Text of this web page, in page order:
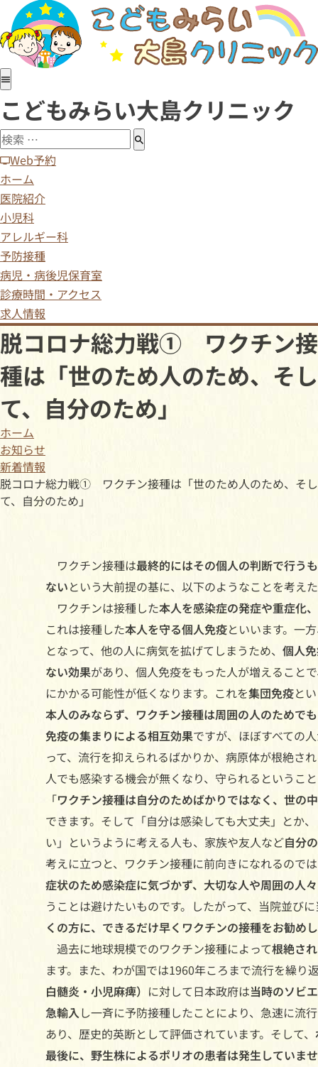
ホーム
医院紹介
小児科
予防接種
病児・病後児保育室
こどもみらい大島クリニック
Web予約
ホーム
医院紹介
小児科
アレルギー科
予防接種
病児・病後児保育室
診療時間・アクセス
求人情報
脱コロナ総力戦① ワクチン接
種は「世のため人のため、そし
て、自分のため」
ホーム
お知らせ
新着情報
脱コロナ総力戦① ワクチン接種は「世のため人のため、そし
て、自分のため」
ワクチン接種は最終的にはその個人の判断で行う
ないという大前提の基に、以下のようなことを考え
ワクチンは接種した本人を感染症の発症や重症化
これは接種した本人を守る個人免疫といいます。一
となって、他の人に病気を拡げてしまうため、 個人
ない効果があり、個人免疫をもった人が増えること
にかかる可能性が低くなります。これを集団免疫と
本人のみならず、ワクチン接種は周囲の人のためで
免疫の集まりによる相互効果ですが、ほぼすべての
って、流行を抑えられるばかりか、病原体が根絶さ
人でも感染する機会が無くなり、守られるというこ
「ワクチン接種は自分のためばかりではなく、世の
できます。そして「自分は感染しても大丈夫」とか
い」というように考える人も、家族や友人など自分
考えに立つと、ワクチン接種に前向きになれるので
症状のため感染症に気づかず、大切な人や周囲の人
うことは避けたいものです。したがって、当院並び
くの方に、できるだけ早くワクチンの接種をお勧め
過去に地球規模でのワクチン接種によって根絶さ
ます。また、わが国では1960年ころまで流行を繰り
白髄炎・小児麻痺） に対して日本政府は当時のソビ
急輸入し一斉に予防接種したことにより、急速に流
あり、歴史的英断として評価されています。そして、
最後に、野生株によるポリオの患者は発生していま